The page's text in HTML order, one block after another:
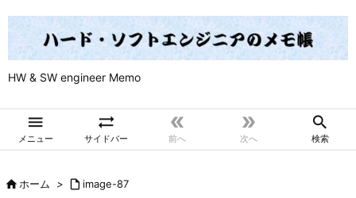
HW & SW engineer Memo

メニュー

サイドバー

前へ

次へ

検索
ホーム >  image-87